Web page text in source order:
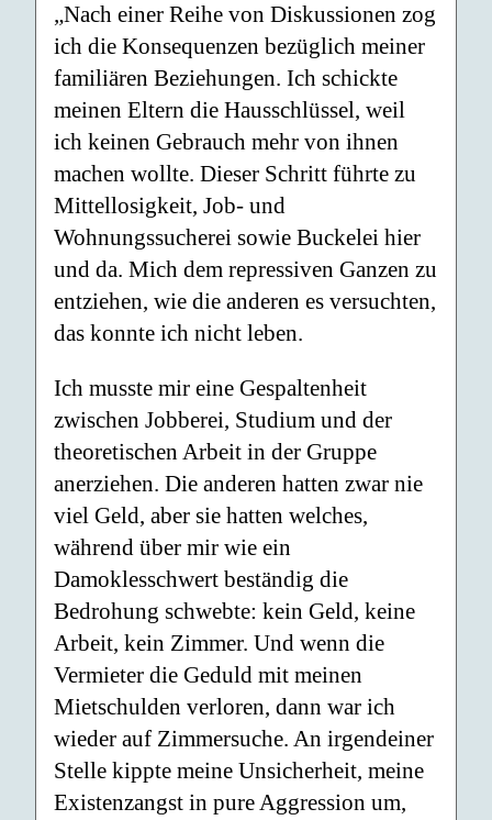
„Nach einer Reihe von Diskussionen zog
ich die Konsequenzen bezüglich meiner
familiären Beziehungen. Ich schickte
meinen Eltern die Hausschlüssel, weil
ich keinen Gebrauch mehr von ihnen
machen wollte. Dieser Schritt führte zu
Mittellosigkeit, Job- und
Wohnungssucherei sowie Buckelei hier
und da. Mich dem repressiven Ganzen zu
entziehen, wie die anderen es versuchten,
das konnte ich nicht leben.
Ich musste mir eine Gespaltenheit
zwischen Jobberei, Studium und der
theoretischen Arbeit in der Gruppe
anerziehen. Die anderen hatten zwar nie
viel Geld, aber sie hatten welches,
während über mir wie ein
Damoklesschwert beständig die
Bedrohung schwebte: kein Geld, keine
Arbeit, kein Zimmer. Und wenn die
Vermieter die Geduld mit meinen
Mietschulden verloren, dann war ich
wieder auf Zimmersuche. An irgendeiner
Stelle kippte meine Unsicherheit, meine
Existenzangst in pure Aggression um,